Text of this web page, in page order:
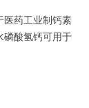
医药工业制钙素
磷酸氢钙可用于